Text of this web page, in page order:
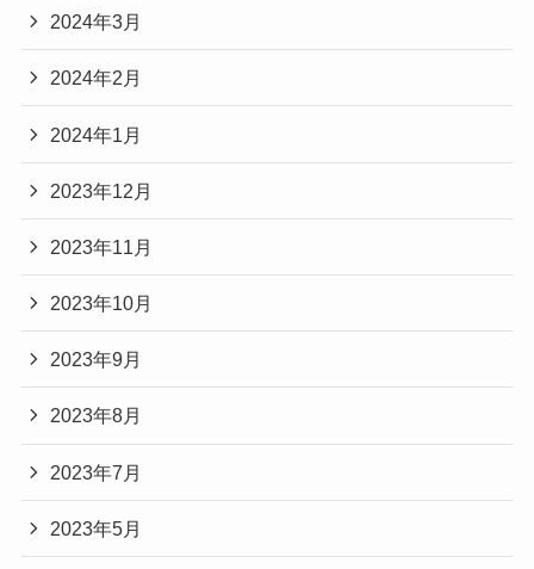
2024年3月
2024年2月
2024年1月
2023年12月
2023年11月
2023年10月
2023年9月
2023年8月
2023年7月
2023年5月